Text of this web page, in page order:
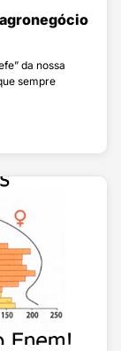
da nossa
sempre